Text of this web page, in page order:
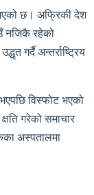
छ। अफ्रिकी देश
नजिकै रहेको
गर्दै अन्तर्राष्ट्रिय
विस्फोट भएको
गरेको समाचार
अस्पतालमा